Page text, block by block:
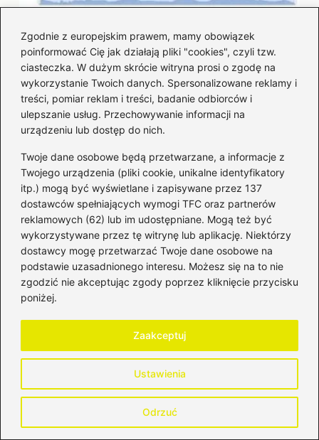
Zgodnie z europejskim prawem, mamy obowiązek
poinformować Cię jak działają pliki "cookies", czyli tzw.
ciasteczka. W dużym skrócie witryna prosi o zgodę na
wykorzystanie Twoich danych. Spersonalizowane reklamy i
treści, pomiar reklam i treści, badanie odbiorców i
ulepszanie usług. Przechowywanie informacji na
urządzeniu lub dostęp do nich.
Twoje dane osobowe będą przetwarzane, a informacje z
Twojego urządzenia (pliki cookie, unikalne identyfikatory
itp.) mogą być wyświetlane i zapisywane przez 137
dostawców spełniających wymogi TFC oraz partnerów
reklamowych (62) lub im udostępniane. Mogą też być
wykorzystywane przez tę witrynę lub aplikację. Niektórzy
dostawcy mogę przetwarzać Twoje dane osobowe na
podstawie uzasadnionego interesu. Możesz się na to nie
zgodzić nie akceptując zgody poprzez kliknięcie przycisku
poniżej.
Ustawienia
Odrzuć
Zaakceptuj
kształt, by chronić inwestycje
2026-07-30
Jak wymienić kryptowaluty na gotówkę
— metody i pułapki, które warto znać
2026-07-22